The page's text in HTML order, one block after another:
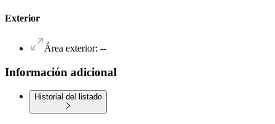
Exterior
Área exterior: --
Información adicional
Historial del listado